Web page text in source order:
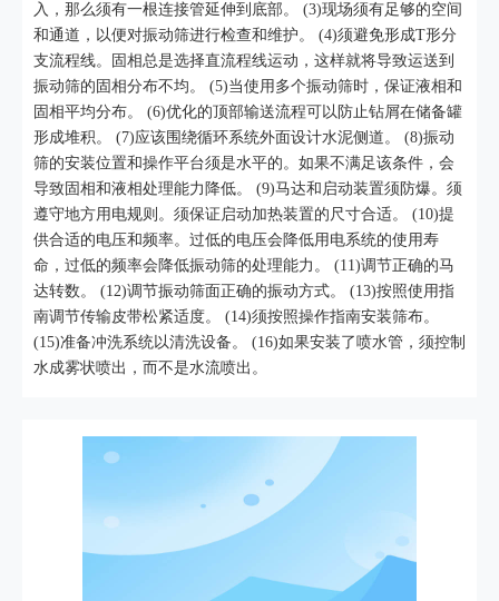
入，那么须有一根连接管延伸到底部。 (3)现场须有足够的空间
和通道，以便对振动筛进行检查和维护。 (4)须避免形成T形分
支流程线。固相总是选择直流程线运动，这样就将导致运送到
振动筛的固相分布不均。 (5)当使用多个振动筛时，保证液相和
固相平均分布。 (6)优化的顶部输送流程可以防止钻屑在储备罐
形成堆积。 (7)应该围绕循环系统外面设计水泥侧道。 (8)振动
筛的安装位置和操作平台须是水平的。如果不满足该条件，会
导致固相和液相处理能力降低。 (9)马达和启动装置须防爆。须
遵守地方用电规则。须保证启动加热装置的尺寸合适。 (10)提
供合适的电压和频率。过低的电压会降低用电系统的使用寿
命，过低的频率会降低振动筛的处理能力。 (11)调节正确的马
达转数。 (12)调节振动筛面正确的振动方式。 (13)按照使用指
南调节传输皮带松紧适度。 (14)须按照操作指南安装筛布。
(15)准备冲洗系统以清洗设备。 (16)如果安装了喷水管，须控制
水成雾状喷出，而不是水流喷出。